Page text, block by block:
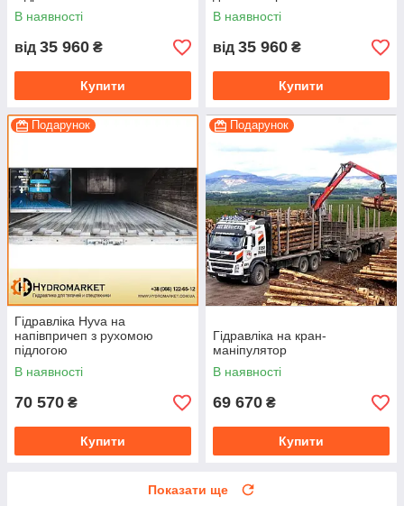
В наявності
від 35 960 ₴
Купити
В наявності
від 35 960 ₴
Купити
Подарунок
Гідравліка Hyva на
напівпричеп з рухомою
підлогою
В наявності
70 570 ₴
Купити
Подарунок
Гідравліка на кран-
маніпулятор
В наявності
69 670 ₴
Купити
Показати ще